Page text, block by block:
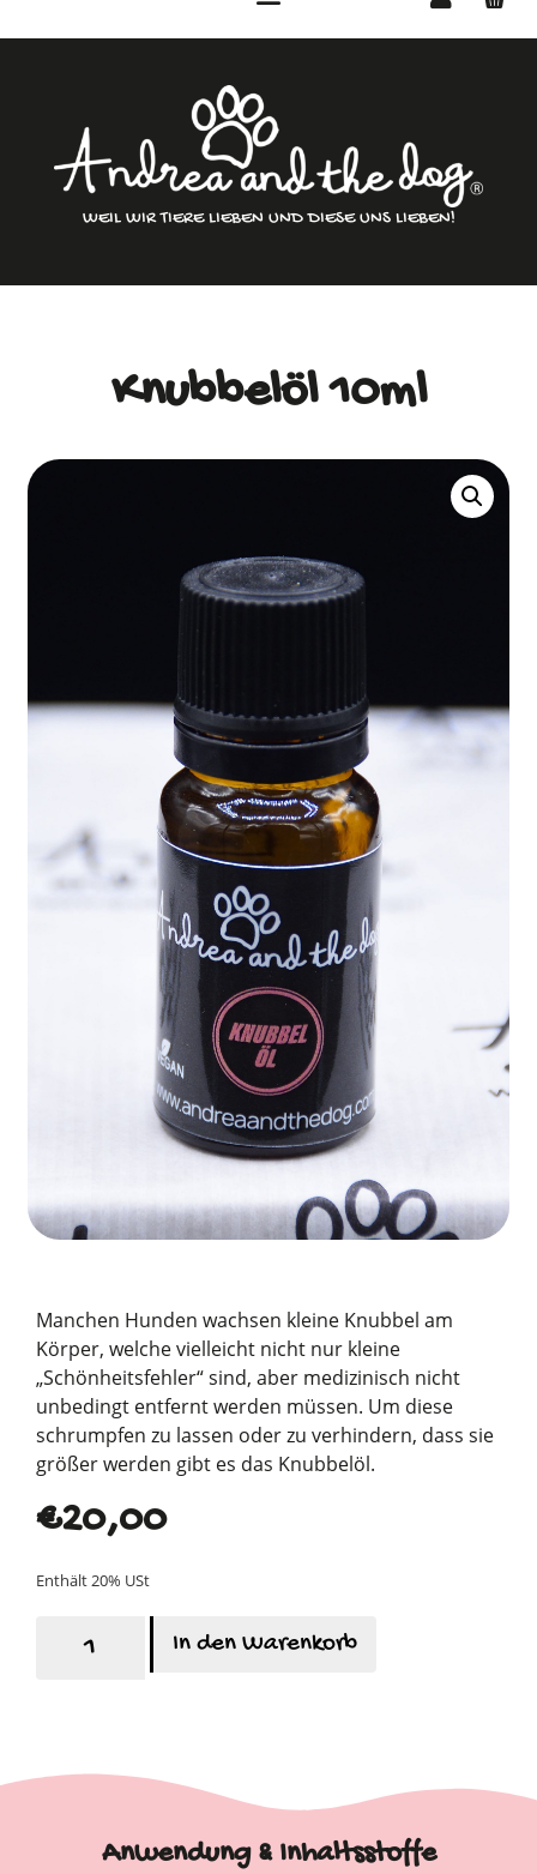
WEIL WIR TIERE LIEBEN UND DIESE UNS LIEBEN!
Knubbelöl 10ml
Manchen Hunden wachsen kleine Knubbel am
Körper, welche vielleicht nicht nur kleine
„Schönheitsfehler“ sind, aber medizinisch nicht
unbedingt entfernt werden müssen. Um diese
schrumpfen zu lassen oder zu verhindern, dass sie
größer werden gibt es das Knubbelöl.
€20,00
Enthält 20% USt
In den Warenkorb
Anwendung & Inhaltsstoffe